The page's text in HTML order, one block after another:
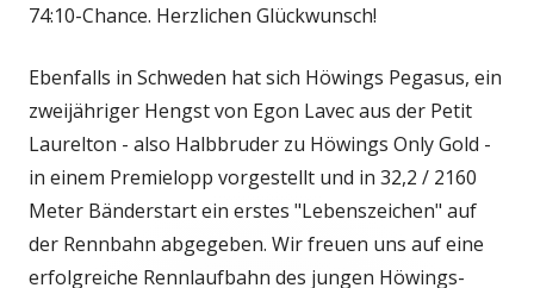
74:10-Chance. Herzlichen Glückwunsch!
Ebenfalls in Schweden hat sich Höwings Pegasus, ein
zweijähriger Hengst von Egon Lavec aus der Petit
Laurelton - also Halbbruder zu Höwings Only Gold -
in einem Premielopp vorgestellt und in 32,2 / 2160
Meter Bänderstart ein erstes "Lebenszeichen" auf
der Rennbahn abgegeben. Wir freuen uns auf eine
erfolgreiche Rennlaufbahn des jungen Höwings-